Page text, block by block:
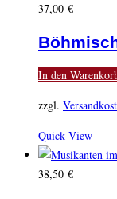
37,00 €
In den
zzgl.
Quick View
38,50 €